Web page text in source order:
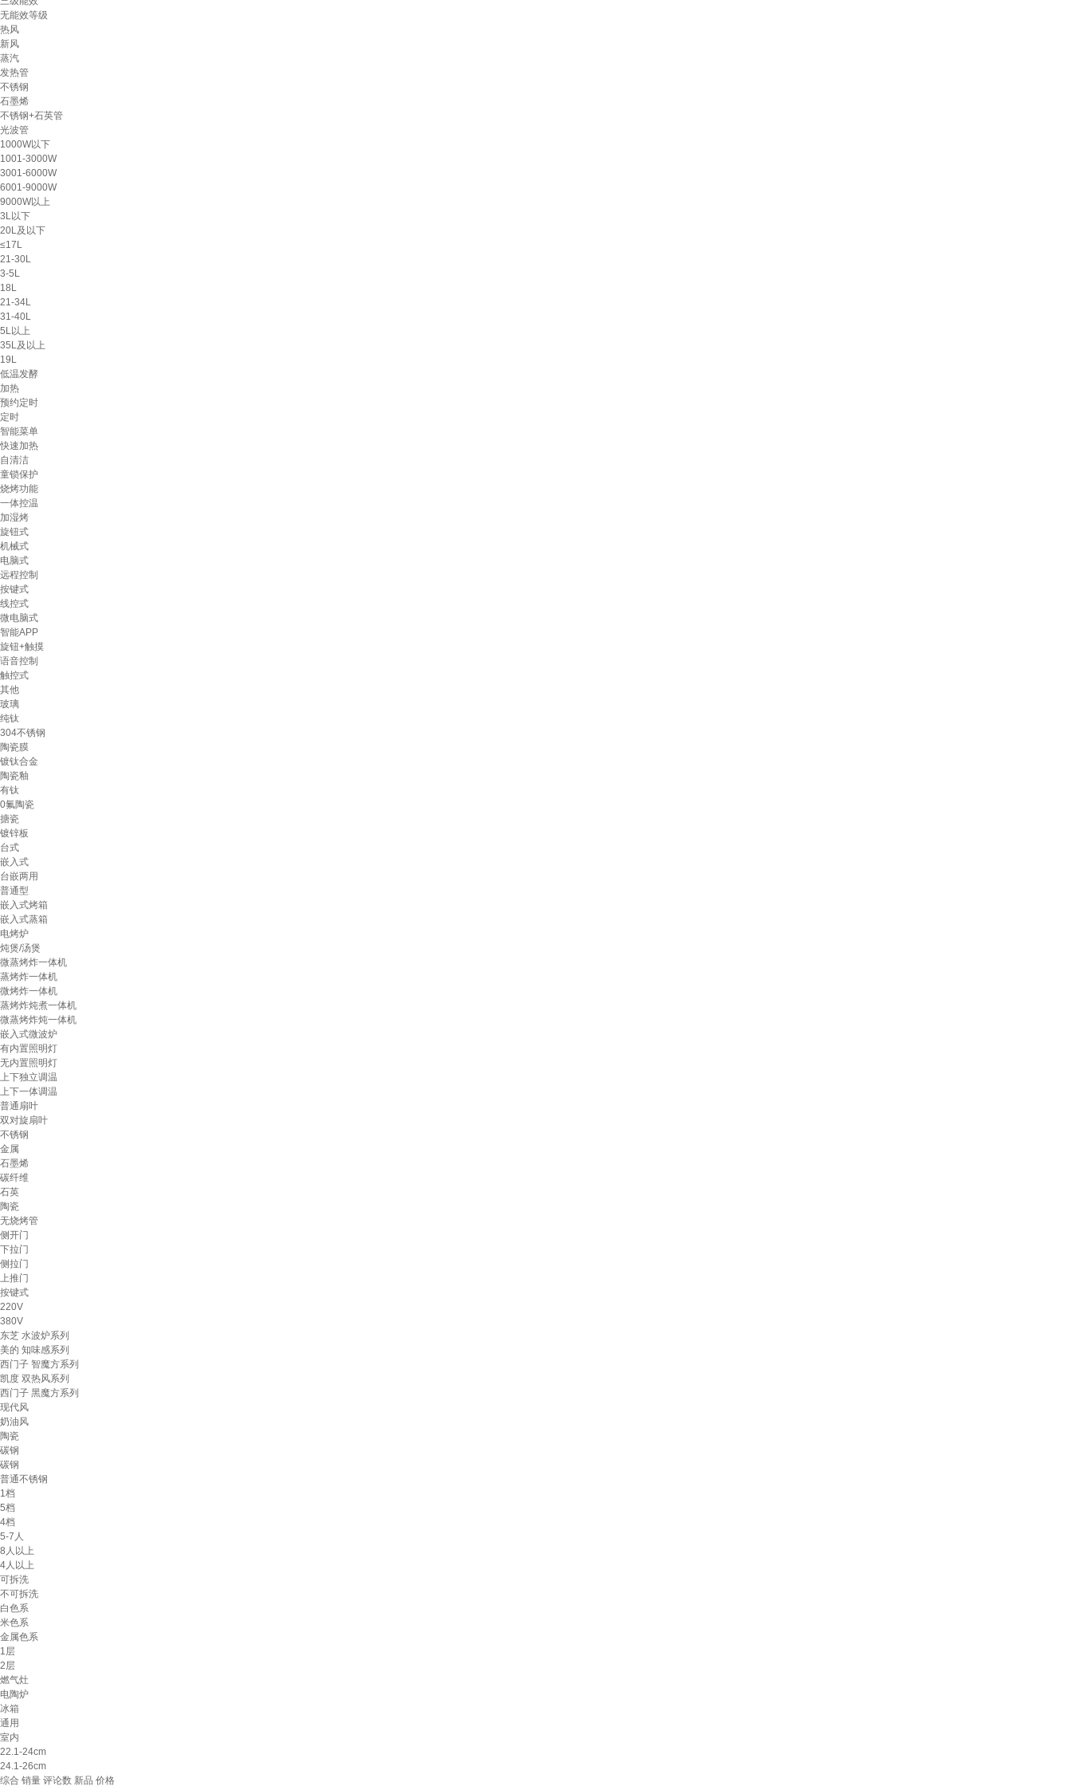
无能效等级
热风
新风
蒸汽
发热管
不锈钢
石墨烯
不锈钢+石英管
光波管
1000W以下
1001-3000W
3001-6000W
6001-9000W
9000W以上
3L以下
20L及以下
≤17L
21-30L
3-5L
18L
21-34L
31-40L
5L以上
35L及以上
19L
低温发酵
加热
预约定时
定时
智能菜单
快速加热
自清洁
童锁保护
烧烤功能
一体控温
加湿烤
旋钮式
机械式
电脑式
远程控制
按键式
线控式
微电脑式
智能APP
旋钮+触摸
语音控制
触控式
其他
玻璃
纯钛
304不锈钢
陶瓷膜
镀钛合金
陶瓷釉
有钛
0氟陶瓷
搪瓷
镀锌板
台式
嵌入式
台嵌两用
普通型
嵌入式烤箱
嵌入式蒸箱
电烤炉
炖煲/汤煲
微蒸烤炸一体机
蒸烤炸一体机
微烤炸一体机
蒸烤炸炖煮一体机
微蒸烤炸炖一体机
嵌入式微波炉
有内置照明灯
无内置照明灯
上下独立调温
上下一体调温
普通扇叶
双对旋扇叶
不锈钢
金属
石墨烯
碳纤维
石英
陶瓷
无烧烤管
侧开门
下拉门
侧拉门
上推门
按键式
220V
380V
东芝 水波炉系列
美的 知味感系列
西门子 智魔方系列
凯度 双热风系列
西门子 黑魔方系列
现代风
奶油风
陶瓷
碳钢
碳钢
普通不锈钢
1档
5档
4档
5-7人
8人以上
4人以上
可拆洗
不可拆洗
白色系
米色系
金属色系
1层
2层
燃气灶
电陶炉
冰箱
通用
室内
22.1-24cm
24.1-26cm
综合 销量 评论数 新品 价格